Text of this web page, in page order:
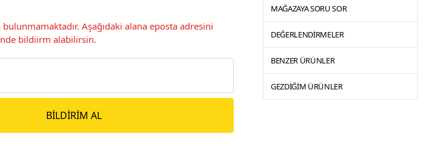
Aşağıdaki alana eposta adresini
bildiirm alabilirsin.
BILDIRIM AL
MAĞAZAYA SORU SOR
DEĞERLENDIRMELER
BENZER ÜRÜNLER
GEZDIĞIM ÜRÜNLER